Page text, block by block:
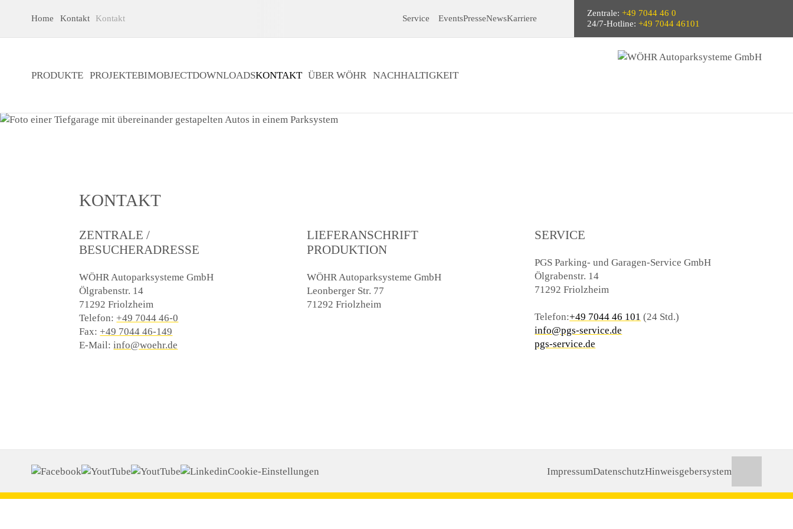
Home Kontakt Kontakt Service EventsPresseNewsKarriere
Zentrale: +49 7044 46 0
24/7-Hotline: +49 7044 46101
PRODUKTE PROJEKTEBIMOBJECTDOWNLOADSKONTAKT ÜBER WÖHR NACHHALTIGKEIT
KONTAKT
ZENTRALE /
BESUCHERADRESSE
WÖHR Autoparksysteme GmbH
Ölgrabenstr. 14
71292 Friolzheim
Telefon: +49 7044 46-0
Fax: +49 7044 46-149
E-Mail:info@woehr.de
LIEFERANSCHRIFT
PRODUKTION
WÖHR Autoparksysteme GmbH
Leonberger Str. 77
71292 Friolzheim
SERVICE
PGS Parking- und Garagen-Service GmbH
Ölgrabenstr. 14
71292 Friolzheim
Telefon:+49 7044 46 101 (24 Std.)
info@pgs-service.de
pgs-service.de
Cookie-Einstellungen ImpressumDatenschutzHinweisgebersystem